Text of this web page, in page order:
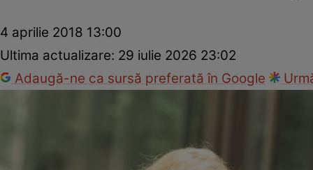
4 aprilie 2018 13:00
Ultima actualizare: 29 iulie 2026 23:02
Adaugă-ne ca sursă preferată în Google